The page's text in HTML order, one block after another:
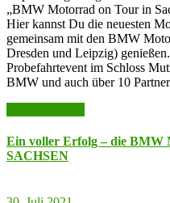
„BMW Motorrad on Tour in
Hier kannst Du die neuesten
gemeinsam mit den BMW
Dresden und Leipzig)
Probefahrtevent im Schloss
BMW und auch über 10
Ein voller Erfolg – die
SACHSEN